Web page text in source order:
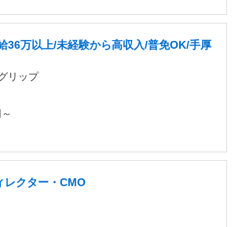
36万以上/未経験から高収入/普免OK/手厚
リップ
レクター・CMO